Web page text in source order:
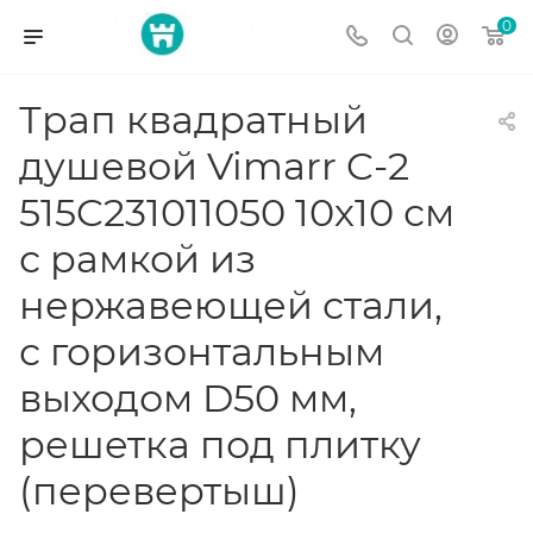
0
Трап квадратный
душевой Vimarr C-2
515C231011050 10х10 см
с рамкой из
нержавеющей стали,
с горизонтальным
выходом D50 мм,
решетка под плитку
(перевертыш)